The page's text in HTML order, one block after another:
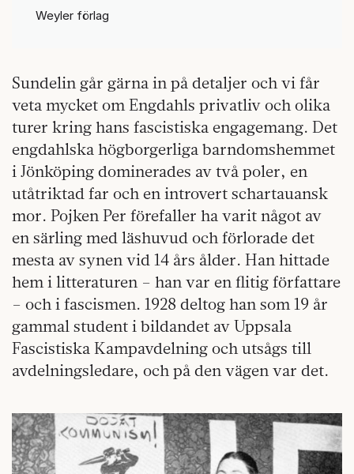
Weyler förlag
Sundelin går gärna in på detaljer och vi får
veta mycket om Engdahls privatliv och olika
turer kring hans fascistiska engagemang. Det
engdahlska högborgerliga barndomshemmet
i Jönköping dominerades av två poler, en
utåtriktad far och en introvert schartauansk
mor. Pojken Per förefaller ha varit något av
en särling med läshuvud och förlorade det
mesta av synen vid 14 års ålder. Han hittade
hem i litteraturen – han var en flitig författare
– och i fascismen. 1928 deltog han som 19 år
gammal student i bildandet av Uppsala
Fascistiska Kampavdelning och utsågs till
avdelningsledare, och på den vägen var det.